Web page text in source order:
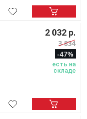
2 032 р.
3 834
-47%
есть на
складе